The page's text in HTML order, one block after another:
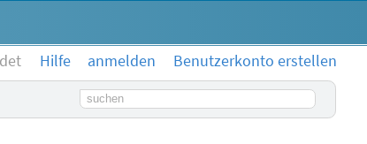
Hilfe anmelden
Benutzerkonto erstellen
Suchbegriff